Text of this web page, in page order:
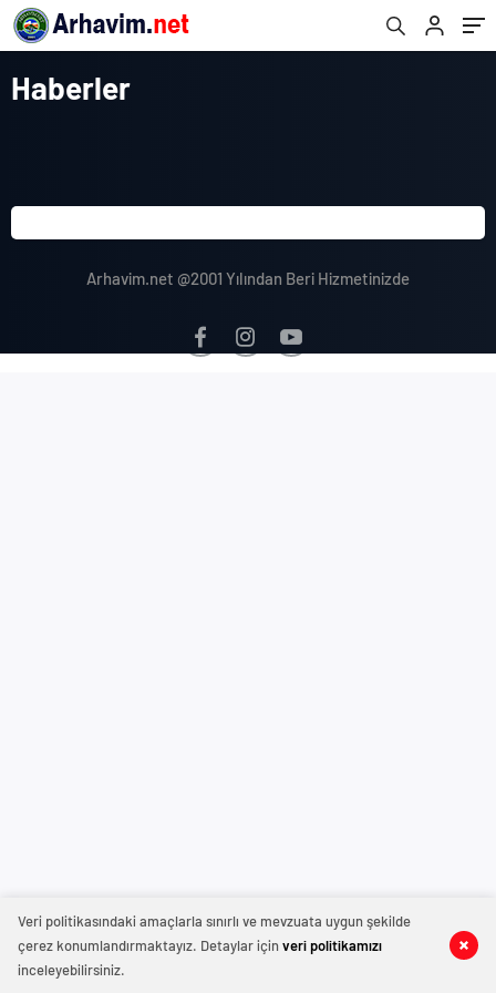
Haberler
Arhavim.net @2001 Yılından Beri Hizmetinizde
Veri politikasındaki amaçlarla sınırlı ve mevzuata uygun şekilde
çerez konumlandırmaktayız. Detaylar içinveri politikamızı
inceleyebilirsiniz.